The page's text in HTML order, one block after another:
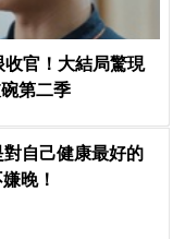
官！大結局驚現
第二季
自己健康最好的
晚！